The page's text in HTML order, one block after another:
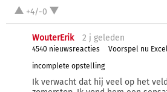
+4/-0
WouterErik 2 j geleden
4540 nieuwsreacties
Voorspel nu
incomplete opstelling
Ik verwacht dat hij veel op het